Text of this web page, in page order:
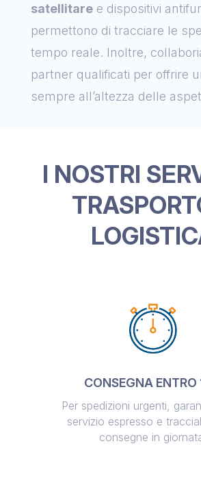
satellitaree dispositivi
permettono di tracciare le
tempo reale. Inoltre,
partner qualificati per offrire
sempre all’altezza delle
I NOSTRI
CONSEGNA ENTRO
Per spedizioni urgenti,
servizio espresso e
consegne in